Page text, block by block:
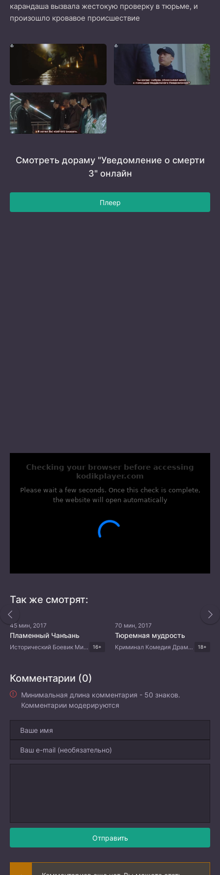
карандаша вызвала жестокую проверку в тюрьме, и
произошло кровавое происшествие
Смотреть дораму "Уведомление о смерти
3" онлайн
Плеер
Так же смотрят:
45 мин, 2017
Пламенный Чанъань
Исторический Боевик Мистика Комедия Китайские дорамы 16+
70 мин, 2017
Тюремная мудрость
Криминал Комедия Драма Корейские дорамы 18+
Комментарии (0)
Минимальная длина комментария - 50 знаков.
Комментарии модерируются
Отправить